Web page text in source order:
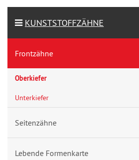
KUNSTSTOFFZÄHNE
Frontzähne
Oberkiefer
Unterkiefer
Seitenzähne
Lebende Formenkarte